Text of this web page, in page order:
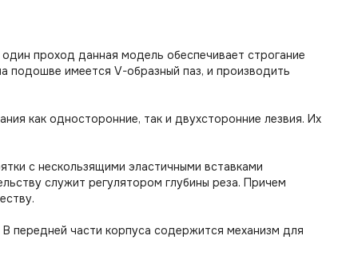
проход данная модель обеспечивает строгание
имеется V-образный паз, и производить
как односторонние, так и двухсторонние лезвия. Их
с нескользящими эластичными вставками
служит регулятором глубины реза. Причем
передней части корпуса содержится механизм для